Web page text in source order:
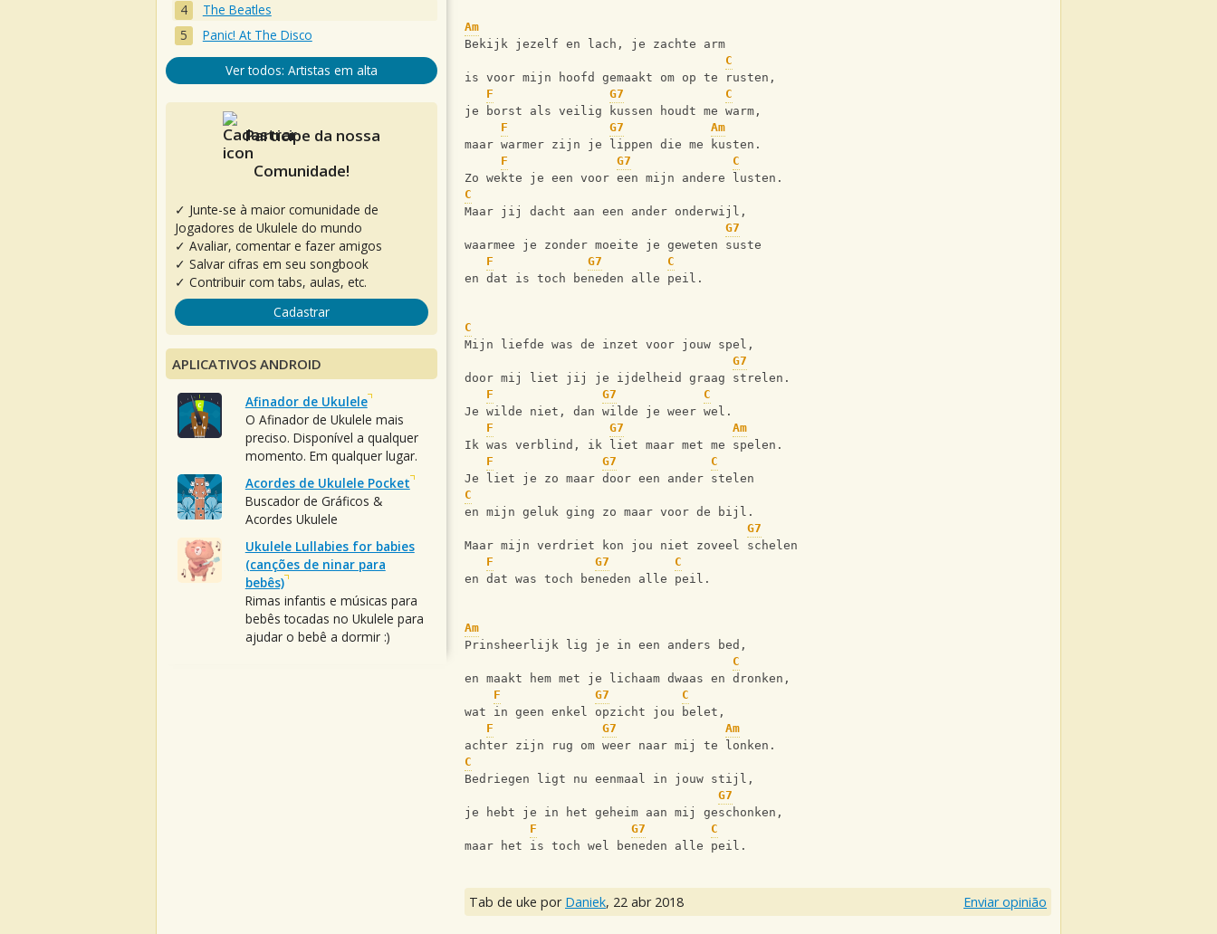
Am
Bekijk jezelf en lach, je zachte arm
C
is voor mijn hoofd gemaakt om op te rusten,
F
G7
C
je borst als veilig kussen houdt me warm,
F
G7
Am
maar warmer zijn je lippen die me kusten.
F
G7
C
Zo wekte je een voor een mijn andere lusten.
C
Maar jij dacht aan een ander onderwijl,
G7
waarmee je zonder moeite je geweten suste
F
G7
C
en dat is toch beneden alle peil.
C
Mijn liefde was de inzet voor jouw spel,
G7
door mij liet jij je ijdelheid graag strelen.
F
G7
C
Je wilde niet, dan wilde je weer wel.
F
G7
Am
Ik was verblind, ik liet maar met me spelen.
F
G7
C
Je liet je zo maar door een ander stelen
C
en mijn geluk ging zo maar voor de bijl.
G7
Maar mijn verdriet kon jou niet zoveel schelen
F
G7
C
en dat was toch beneden alle peil.
Am
Prinsheerlijk lig je in een anders bed,
C
en maakt hem met je lichaam dwaas en dronken,
F
G7
C
wat in geen enkel opzicht jou belet,
F
G7
Am
achter zijn rug om weer naar mij te lonken.
C
Bedriegen ligt nu eenmaal in jouw stijl,
G7
je hebt je in het geheim aan mij geschonken,
F
G7
C
maar het is toch wel beneden alle peil.
Tab de uke por Daniek, 22 abr 2018 Enviar opinião
The Beatles
Panic! At The Disco
Ver todos: Artistas em alta
Participe da nossa
Comunidade!
✓ Junte-se à maior comunidade de
Jogadores de Ukulele do mundo
✓ Avaliar, comentar e fazer amigos
✓ Salvar cifras em seu songbook
✓ Contribuir com tabs, aulas, etc.
Cadastrar
APLICATIVOS ANDROID
Afinador de Ukulele
O Afinador de Ukulele mais
preciso. Disponível a qualquer
momento. Em qualquer lugar.
Acordes de Ukulele Pocket
Buscador de Gráficos &
Acordes Ukulele
Ukulele Lullabies for babies
(canções de ninar para
bebês)
Rimas infantis e músicas para
bebês tocadas no Ukulele para
ajudar o bebê a dormir :)